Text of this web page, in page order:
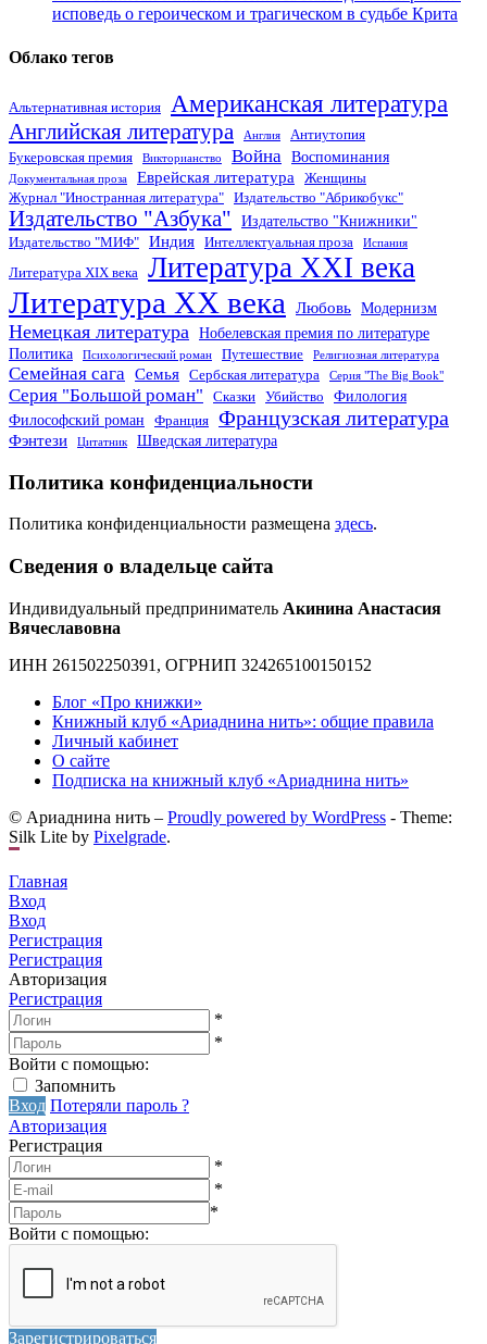
исповедь о героическом и трагическом в судьбе Крита
Облако тегов
Альтернативная история Американская литература
Английская литература Англия
Антиутопия
Букеровская премия
Викторианство Война Воспоминания
Документальная проза Еврейская литература
Женщины
Журнал "Иностранная литература"
Издательство "Абрикобукс"
Издательство "Азбука" Издательство "Книжники"
Издательство "МИФ" Индия Интеллектуальная проза Испания
Литература XIX века Литература XXI века
Литература XX века Любовь Модернизм
Немецкая литература
Нобелевская премия по литературе
Политика
Психологический роман Путешествие Религиозная литература
Семейная сага Семья Сербская литература Серия "The Big Book"
Серия "Большой роман" Сказки Убийство
Филология
Философский роман
Франция Французская литература
Фэнтези Цитатник Шведская литература
Политика конфиденциальности
Политика конфиденциальности размещена здесь.
Сведения о владельце сайта
Индивидуальный предприниматель Акинина Анастасия
Вячеславовна
ИНН 261502250391, ОГРНИП 324265100150152
Блог «Про книжки»
Книжный клуб «Ариаднина нить»: общие правила
Личный кабинет
О сайте
Подписка на книжный клуб «Ариаднина нить»
© Ариаднина нить – Proudly powered by WordPress - Theme:
Silk Lite by Pixelgrade.
Главная
Вход
Вход
Регистрация
Регистрация
Авторизация
Регистрация
*
*
Войти с помощью:
Запомнить
Вход Потеряли пароль ?
Авторизация
Регистрация
*
*
*
Войти с помощью:
Зарегистрироваться